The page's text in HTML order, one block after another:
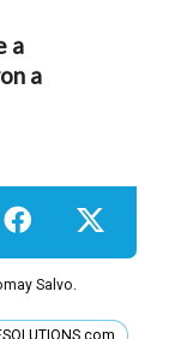
a
a
Salvo.